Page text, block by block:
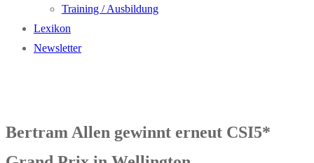
Training / Ausbildung
Lexikon
Newsletter
Bertram Allen gewinnt erneut CSI5*